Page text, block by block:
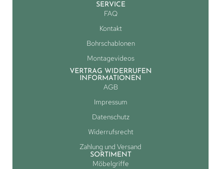
SERVICE
FAQ
Kontakt
Bohrschablonen
Montagevideos
VERTRAG WIDERRUFEN
INFORMATIONEN
AGB
Impressum
Datenschutz
Widerrufsrecht
Zahlung und Versand
SORTIMENT
Möbelgriffe